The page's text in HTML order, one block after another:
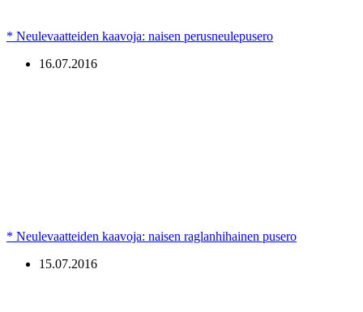
* Neulevaatteiden kaavoja: naisen perusneulepusero
16.07.2016
* Neulevaatteiden kaavoja: naisen raglanhihainen pusero
15.07.2016